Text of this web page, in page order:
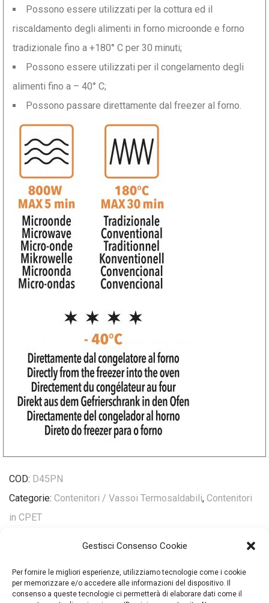
Gestisci Consenso Cookie
Per fornire le migliori esperienze, utilizziamo tecnologie come i cookie
per memorizzare e/o accedere alle informazioni del dispositivo. Il
consenso a queste tecnologie ci permetterà di elaborare dati come il
Possono essere utilizzati per la cottura ed il
riscaldamento degli alimenti in forno microonde e forno
tradizionale fino a +180° C per 30 minuti;
Possono essere utilizzati per il congelamento degli
alimenti fino a – 40° C;
Possono passare direttamente dal freezer al forno.
COD: D45PN
Categorie: Contenitori / Vassoi Termosaldabili, Contenitori
in CPET
Policy Copyright
Privacy Policy